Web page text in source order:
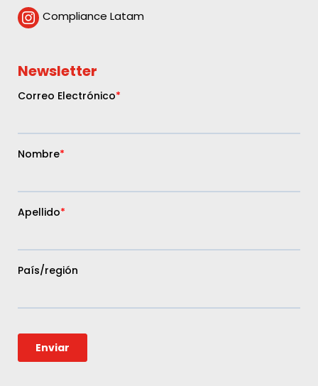
 Compliance Latam
Newsletter